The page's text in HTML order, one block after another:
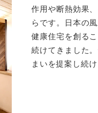
作用や断熱効果
らです。日本の
健康住宅を創る
続けてきました
まいを提案し続け